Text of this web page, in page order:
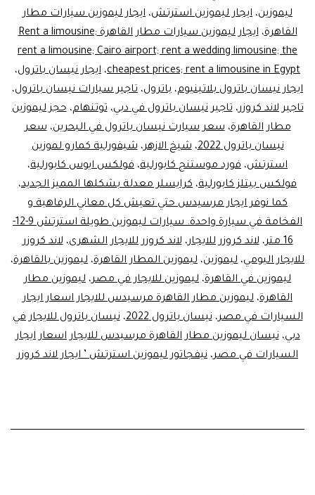
ليموزين، ايجار ليموزين استرتش، ايجار ليموزين سيارات مطار
القاهرة،
ايجار ليموزين سيارات مطار القاهرة Rent a limousine;
rent a limousine; Cairo airport; rent a wedding limousine; the
cheapest prices; rent a limousine in Egypt، ايجار نيسان باترول،
ايجار نيسان باترول بلاتينيوم، باترول، تاجير سيارات نيسان باترول،
تاجير لاند كروزر،تاجير نيسان باترول في دبي،توتنهام،حجز ليموزين
مطار القاهرة،سعر سيارت نيسان باترول في البحرين،سعر
نيسان باترول 2022
،شيخ الازهر،شيفورلية كمارو لموزين
استرتش، فورد موستنج كابورلية، فولكس ايوس كابورلية،
فولكس بيتلز كابورلية، كرايسلر معدلة بشكلها المميز الجديد،
كما نوفر ايجار مرسيدس حتي تعيش كل معاني الرفاهية و
الفخامة في سيارة واحدة. سيارات ليموزين طويلة استرتش 9-12-
16 متر
،لاند كروزر للايجار،لاند كروزر للايجار الشهرى،لاند كروزر
للايجار اليومي، ليموزين، ليموزين المطار القاهرة، ليموزين بالقاهرة،
ليموزين في القاهرة، ليموزين للايجار في مصر، ليموزين مطار
القاهرة، ليموزين مطار القاهرة مرسيدس للايجار اسعار ايجار
السيارات في مصر،نيسان باترول 2022 ،نيسان باترول للايجار في
دبي،نيسان ليموزين مطار القاهرة مرسيدس للايجار اسعار ايجار
السيارات في مصر، نيفجاتور ليموزين استرتش ’ ايجار لاند كروزر